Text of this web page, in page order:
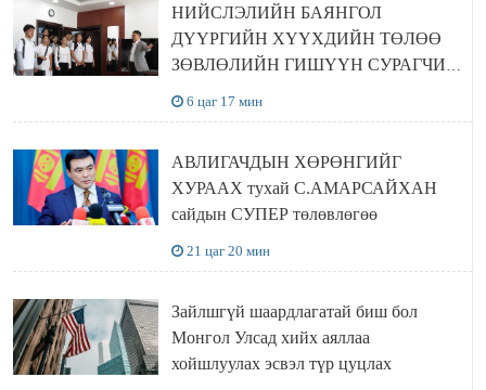
НИЙСЛЭЛИЙН БАЯНГОЛ
ДҮҮРГИЙН ХҮҮХДИЙН ТӨЛӨӨ
ЗӨВЛӨЛИЙН ГИШҮҮН СУРАГЧИД
6 цаг 17 мин
АВЛИГАЧДЫН ХӨРӨНГИЙГ
ХУРААХ тухай С.АМАРСАЙХАН
сайдын СУПЕР төлөвлөгөө
21 цаг 20 мин
Зайлшгүй шаардлагатай биш бол
Монгол Улсад хийх аяллаа
хойшлуулах эсвэл түр цуцлах